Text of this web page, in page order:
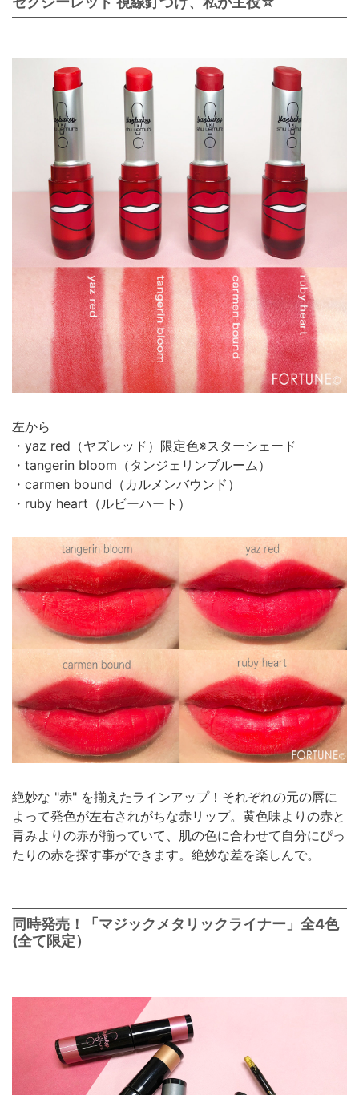
左から
・yaz red（ヤズレッド）限定色※スターシェード
・tangerin bloom（タンジェリンブルーム）
・carmen bound（カルメンバウンド）
・ruby heart（ルビーハート）
絶妙な "赤" を揃えたラインアップ！それぞれの元の唇に
よって発色が左右されがちな赤リップ。黄色味よりの赤と
青みよりの赤が揃っていて、肌の色に合わせて自分にぴっ
たりの赤を探す事ができます。絶妙な差を楽しんで。
同時発売！「マジックメタリックライナー」全4色
(全て限定）